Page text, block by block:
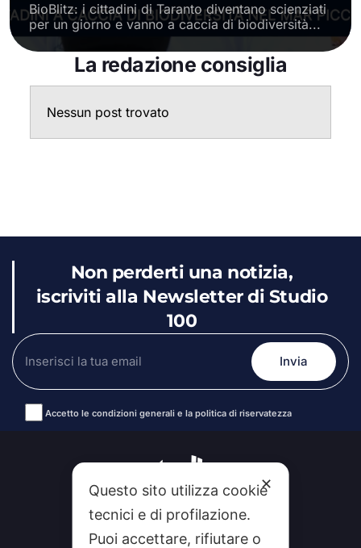
BioBlitz: i cittadini di Taranto diventano scienziati
per un giorno e vanno a caccia di biodiversità...
La redazione consiglia
Nessun post trovato
Non perderti una notizia,
iscriviti alla Newsletter di Studio
100
Accetto le condizioni generali e la politica di riservatezza
✕
Questo sito utilizza cookie
tecnici e di profilazione.
Puoi accettare, rifiutare o